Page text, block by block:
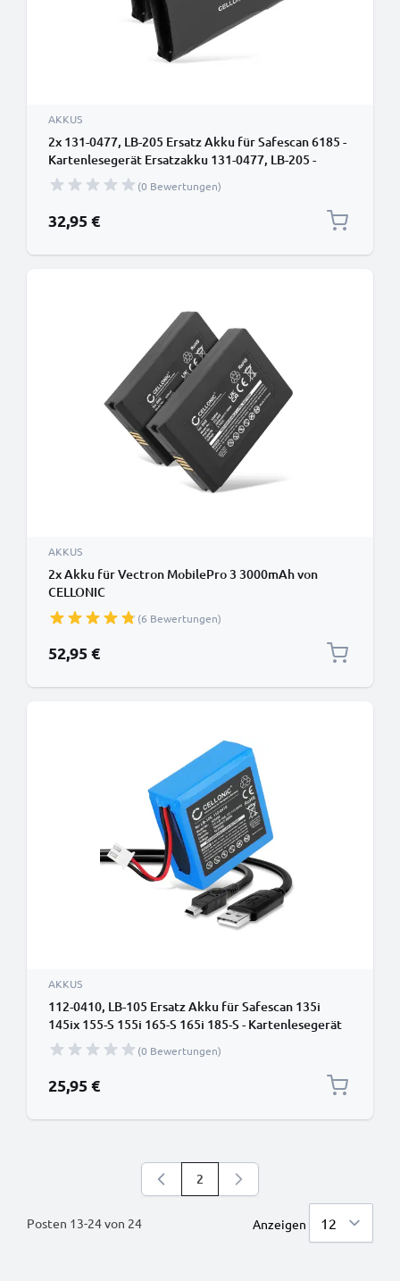
AKKUS
2x 131-0477, LB-205 Ersatz Akku für Safescan 6185 -
Kartenlesegerät Ersatzakku 131-0477, LB-205 -
Zahlungsterminal Zusatzakku 1200mAh, POS
Batterie
(0 Bewertungen)
32,95 €
AKKUS
2x Akku für Vectron MobilePro 3 3000mAh von
CELLONIC
(6 Bewertungen)
52,95 €
AKKUS
112-0410, LB-105 Ersatz Akku für Safescan 135i
145ix 155-S 155i 165-S 165i 185-S - Kartenlesegerät
Ersatzakku + USB Kabel 112-0410, LB-105 -
Zahlungsterminal Zusatzakku 700mAh, POS Batterie
(0 Bewertungen)
25,95 €
Posten 13-24von 24
Sie lesen gerade die Seite
2
Anzeigen